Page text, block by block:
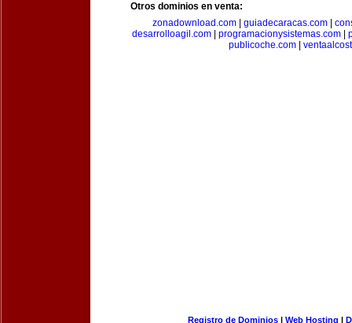
Otros dominios en venta:
zonadownload.com
guiadecaracas.com
desarrolloagil.com
programacionysistemas.com
publicoche.com
Registro de Dominios| Web Hosting |